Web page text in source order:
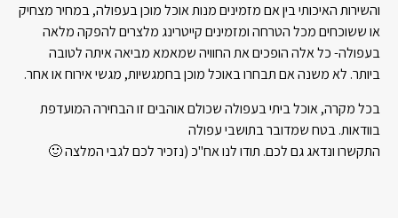
והשירות האיכותי בין אם מזמינים מנות אוכל מוכן בעפולה, במחיר מצחיק
או ששוכחים מכל הטרחה ומזמינים קייטרינג מלצרים להפקה מלאה
בעפולה- כל אלה הופכים את החוויה שמאמא מביאה איתה לטובה
ביותר. לא משנה אם תבחרו באוכל מוכן בחמגשיות, מגשי אירוח או אחר.
בכל מקרה, אוכל ביתי בעפולה שכולם אוהבים זו הבחירה המועדפת
בוודאות. בטח שמדובר בתושבי עפולה
התקשרו ונדאג גם לכם. תודו לנו אח"כ (נזכיר לכם לגבי המלצה 🙂